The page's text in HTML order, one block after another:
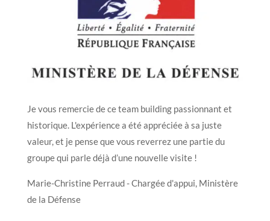
Je vous remercie de ce team building passionnant et
historique. L'expérience a été appréciée à sa juste
valeur, et je pense que vous reverrez une partie du
groupe qui parle déjà d’une nouvelle visite !
Marie-Christine Perraud - Chargée d'appui, Ministère
de la Défense